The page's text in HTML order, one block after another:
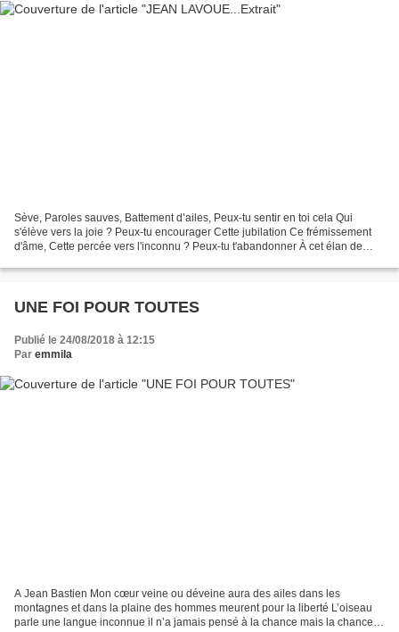
Sève, Paroles sauves, Battement d’ailes, Peux-tu sentir en toi cela Qui
s'élève vers la joie ? Peux-tu encourager Cette jubilation Ce frémissement
d'âme, Cette percée vers l'inconnu ? Peux-tu t'abandonner À cet élan de
UNE FOI POUR TOUTES
Publié le 24/08/2018 à 12:15
Par emmila
A Jean Bastien Mon cœur veine ou déveine aura des ailes dans les
montagnes et dans la plaine des hommes meurent pour la liberté L’oiseau
parle une langue inconnue il n’a jamais pensé à la chance mais la chance